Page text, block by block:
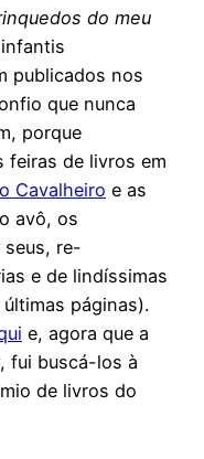
do meu
publicados nos
que nunca
porque
feiras de livros em
Cavalheiro e as
avô, os
re-
e de lindíssimas
páginas).
e, agora que a
fui buscá-los à
de livros do